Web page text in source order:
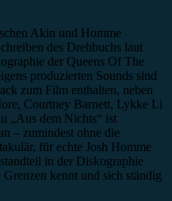
Akin und Homme
des Drehbuchs laut
der Queens Of The
produzierten Sounds sind
zum Film enthalten, neben
Courtney Barnett, Lykke Li
„Aus dem Nichts“ ist
– zumindest ohne die
für echte Josh Homme
in der Diskographie
kennt und sich ständig